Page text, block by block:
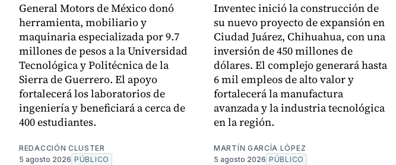
General Motors de México donó
herramienta, mobiliario y
maquinaria especializada por 9.7
millones de pesos a la Universidad
Tecnológica y Politécnica de la
Sierra de Guerrero. El apoyo
fortalecerá los laboratorios de
ingeniería y beneficiará a cerca de
400 estudiantes.
REDACCIÓN CLUSTER
5 agosto 2026 PÚBLICO
Inventec inició la construcción de
su nuevo proyecto de expansión en
Ciudad Juárez, Chihuahua, con una
inversión de 450 millones de
dólares. El complejo generará hasta
6 mil empleos de alto valor y
fortalecerá la manufactura
avanzada y la industria tecnológica
en la región.
MARTÍN GARCÍA LÓPEZ
5 agosto 2026 PÚBLICO